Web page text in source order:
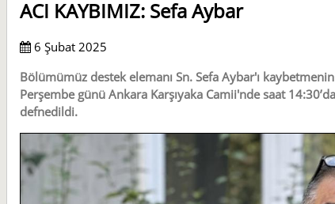
ACI KAYBIMIZ: Sefa Aybar
6 Şubat 2025
Bölümümüz destek elemanı Sn. Sefa Aybar'ı
Perşembe günü Ankara Karşıyaka Camii'nde saat
defnedildi.